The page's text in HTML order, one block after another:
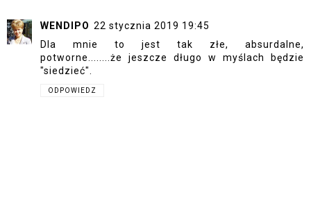
WENDIPO 22 stycznia 2019 19:45
Dla mnie to jest tak złe, absurdalne,
potworne........że jeszcze długo w myślach będzie
"siedzieć".
ODPOWIEDZ